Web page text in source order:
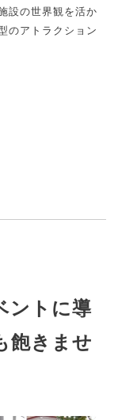
設の世界観を活か
のアトラクション
ントに導
飽きませ